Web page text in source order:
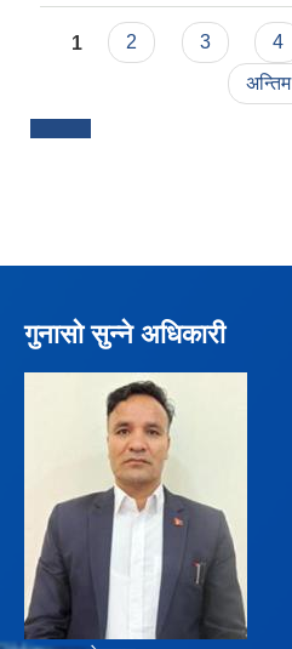
Pages
1 2 3 4
गुनासो सुन्ने अधिकारी